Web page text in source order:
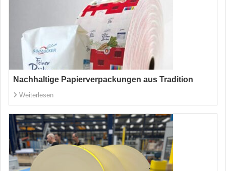
Nachhaltige Papierverpackungen aus Tradition
Weiterlesen